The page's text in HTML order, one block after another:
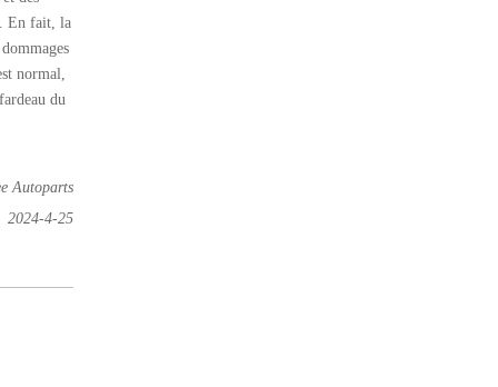
En fait, la
normal,
du
Autoparts
2024-4-25